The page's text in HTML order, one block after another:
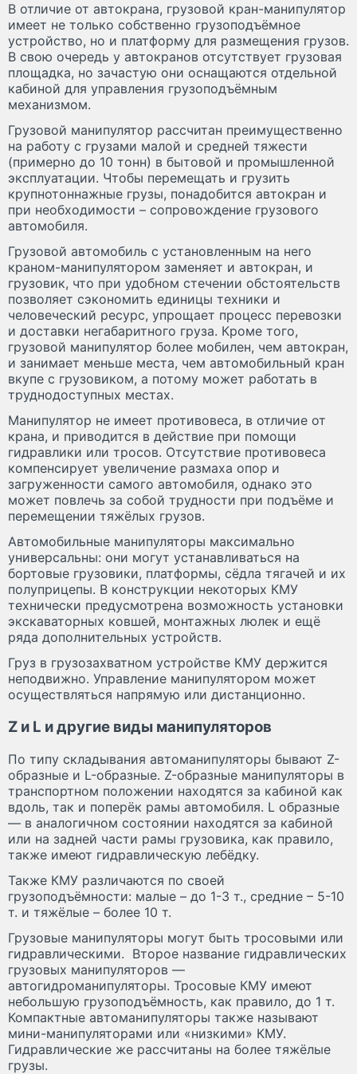
В отличие от автокрана, грузовой кран-манипулятор
имеет не только собственно грузоподъёмное
устройство, но и платформу для размещения грузов.
В свою очередь у автокранов отсутствует грузовая
площадка, но зачастую они оснащаются отдельной
кабиной для управления грузоподъёмным
механизмом.
Грузовой манипулятор рассчитан преимущественно
на работу с грузами малой и средней тяжести
(примерно до 10 тонн) в бытовой и промышленной
эксплуатации. Чтобы перемещать и грузить
крупнотоннажные грузы, понадобится автокран и
при необходимости – сопровождение грузового
автомобиля.
Грузовой автомобиль с установленным на него
краном-манипулятором заменяет и автокран, и
грузовик, что при удобном стечении обстоятельств
позволяет сэкономить единицы техники и
человеческий ресурс, упрощает процесс перевозки
и доставки негабаритного груза. Кроме того,
грузовой манипулятор более мобилен, чем автокран,
и занимает меньше места, чем автомобильный кран
вкупе с грузовиком, а потому может работать в
труднодоступных местах.
Манипулятор не имеет противовеса, в отличие от
крана, и приводится в действие при помощи
гидравлики или тросов. Отсутствие противовеса
компенсирует увеличение размаха опор и
загруженности самого автомобиля, однако это
может повлечь за собой трудности при подъёме и
перемещении тяжёлых грузов.
Автомобильные манипуляторы максимально
универсальны: они могут устанавливаться на
бортовые грузовики, платформы, сёдла тягачей и их
полуприцепы. В конструкции некоторых КМУ
технически предусмотрена возможность установки
экскаваторных ковшей, монтажных люлек и ещё
ряда дополнительных устройств.
Груз в грузозахватном устройстве КМУ держится
неподвижно. Управление манипулятором может
осуществляться напрямую или дистанционно.
Z и L и другие виды манипуляторов
По типу складывания автоманипуляторы бывают Z-
образные и L-образные. Z-образные манипуляторы в
транспортном положении находятся за кабиной как
вдоль, так и поперёк рамы автомобиля. L образные
— в аналогичном состоянии находятся за кабиной
или на задней части рамы грузовика, как правило,
также имеют гидравлическую лебёдку.
Также КМУ различаются по своей
грузоподъёмности: малые – до 1-3 т., средние – 5-10
т. и тяжёлые – более 10 т.
Грузовые манипуляторы могут быть тросовыми или
гидравлическими. Второе название гидравлических
грузовых манипуляторов —
автогидроманипуляторы. Тросовые КМУ имеют
небольшую грузоподъёмность, как правило, до 1 т.
Компактные автоманипуляторы также называют
мини-манипуляторами или «низкими» КМУ.
Гидравлические же рассчитаны на более тяжёлые
грузы.